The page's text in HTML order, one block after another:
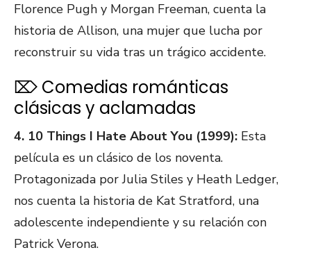
Florence Pugh y Morgan Freeman, cuenta la
historia de Allison, una mujer que lucha por
reconstruir su vida tras un trágico accidente.
⌦ Comedias románticas
clásicas y aclamadas
4. 10 Things I Hate About You (1999): Esta
película es un clásico de los noventa.
Protagonizada por Julia Stiles y Heath Ledger,
nos cuenta la historia de Kat Stratford, una
adolescente independiente y su relación con
Patrick Verona.